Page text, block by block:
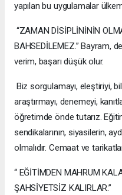
yapılan bu uygulamalar
“ZAMAN DİSİPLİNİNİN
BAHSEDİLEMEZ.” Bayram,
verim, başarı düşük olur.
Biz sorgulamayı, eleştiriyi,
araştırmayı, denemeyi,
öğretimde önde tutarız.
sendikalarının, siyasilerin,
olmalıdır. Cemaat ve
“ EĞİTİMDEN MAHRUM
ŞAHSİYETSİZ KALIRLAR.”